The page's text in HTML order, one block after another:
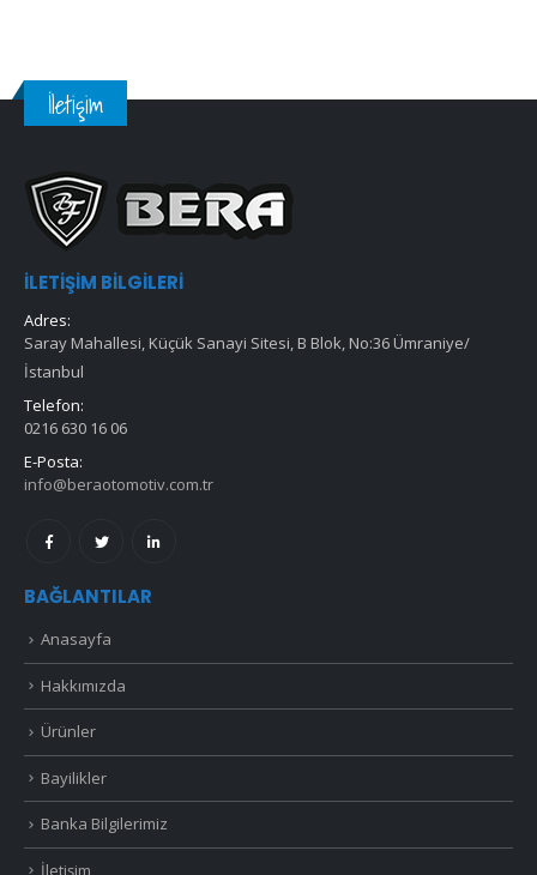
İletişim
İLETIŞIM BILGILERI
Adres:
Saray Mahallesi, Küçük Sanayi Sitesi, B Blok, No:36 Ümraniye/
İstanbul
Telefon:
0216 630 16 06
E-Posta:
info@beraotomotiv.com.tr
BAĞLANTILAR
Anasayfa
Hakkımızda
Ürünler
Bayilikler
Banka Bilgilerimiz
İletişim